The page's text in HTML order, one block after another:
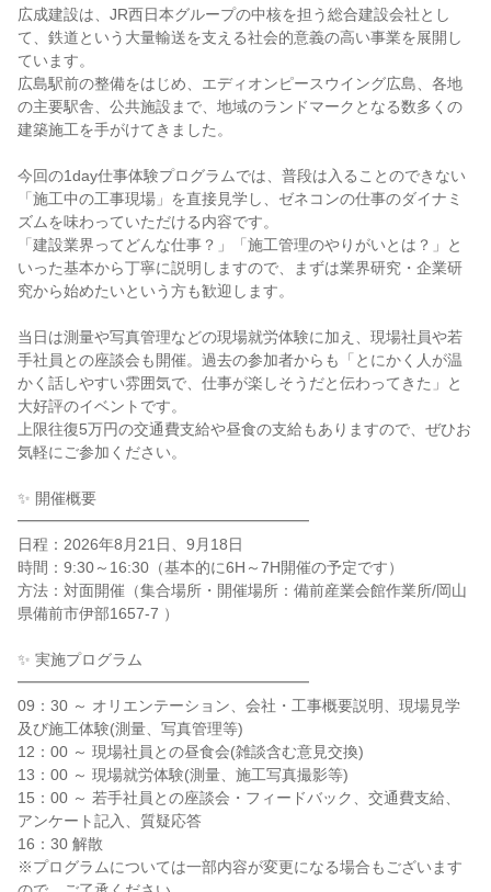
広成建設は、JR西日本グループの中核を担う総合建設会社とし
て、鉄道という大量輸送を支える社会的意義の高い事業を展開し
ています。
広島駅前の整備をはじめ、エディオンピースウイング広島、各地
の主要駅舎、公共施設まで、地域のランドマークとなる数多くの
建築施工を手がけてきました。
今回の1day仕事体験プログラムでは、普段は入ることのできない
「施工中の工事現場」を直接見学し、ゼネコンの仕事のダイナミ
ズムを味わっていただける内容です。
「建設業界ってどんな仕事？」「施工管理のやりがいとは？」と
いった基本から丁寧に説明しますので、まずは業界研究・企業研
究から始めたいという方も歓迎します。
当日は測量や写真管理などの現場就労体験に加え、現場社員や若
手社員との座談会も開催。過去の参加者からも「とにかく人が温
かく話しやすい雰囲気で、仕事が楽しそうだと伝わってきた」と
大好評のイベントです。
上限往復5万円の交通費支給や昼食の支給もありますので、ぜひお
気軽にご参加ください。
✨ 開催概要
━━━━━━━━━━━━━━━━━━━
日程：2026年8月21日、9月18日
時間：9:30～16:30（基本的に6H～7H開催の予定です）
方法：対面開催（集合場所・開催場所：備前産業会館作業所/岡山
県備前市伊部1657-7 ）
✨ 実施プログラム
━━━━━━━━━━━━━━━━━━━
09：30 ～ オリエンテーション、会社・工事概要説明、現場見学
及び施工体験(測量、写真管理等)
12：00 ～ 現場社員との昼食会(雑談含む意見交換)
13：00 ～ 現場就労体験(測量、施工写真撮影等)
15：00 ～ 若手社員との座談会・フィードバック、交通費支給、
アンケート記入、質疑応答
16：30 解散
※プログラムについては一部内容が変更になる場合もございます